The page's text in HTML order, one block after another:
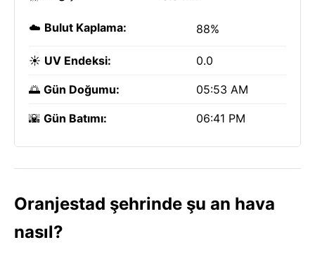
☁️ Bulut Kaplama: 88%
☀️ UV Endeksi: 0.0
🌅 Gün Doğumu: 05:53 AM
🌇 Gün Batımı: 06:41 PM
Oranjestad şehrinde şu an hava
nasıl?